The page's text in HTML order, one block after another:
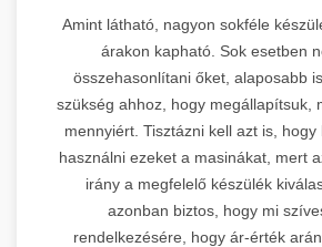
Amint látható, nagyon sokféle
árakon kapható. Sok esetben
összehasonlítani őket, alaposabb
szükség ahhoz, hogy megállapítsuk,
mennyiért. Tisztázni kell azt is,
használni ezeket a masinákat, mert
irány a megfelelő készülék
azonban biztos, hogy mi
rendelkezésére, hogy ár-érték